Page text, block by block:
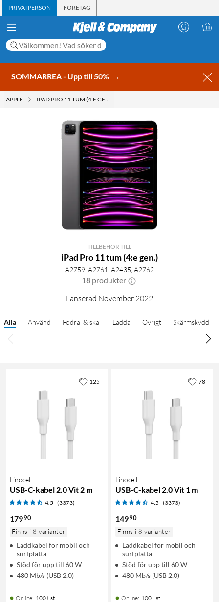
PRIVATPERSON FÖRETAG
SOMMARREA - Upp till 50% →
APPLE IPAD PRO 11 TUM (4:E GEN.)
TILLBEHÖR TILL
iPad Pro 11 tum (4:e gen.)
A2759, A2761, A2435, A2762
18 produkter
Lanserad November 2022
Alla Använd Fodral & skal Ladda Övrigt Skärmskydd
Linocell
USB-C-kabel 2.0 Vit 2 m
4.5 (3373)
17990
Finns i 8 varianter
Laddkabel för mobil och
surfplatta
Stöd för upp till 60 W
480 Mb/s (USB 2.0)
Online: 100+ st
125
Linocell
USB-C-kabel 2.0 Vit 1 m
4.5 (3373)
14990
Finns i 8 varianter
Laddkabel för mobil och
surfplatta
Stöd för upp till 60 W
480 Mb/s (USB 2.0)
Online: 100+ st
78